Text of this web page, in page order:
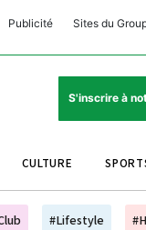
Publicité Sites du
Club Avantages
Le Matin Sports
Le Matin Store
Le Matin
S'inscrire à
CULTURE
#Lifestyle